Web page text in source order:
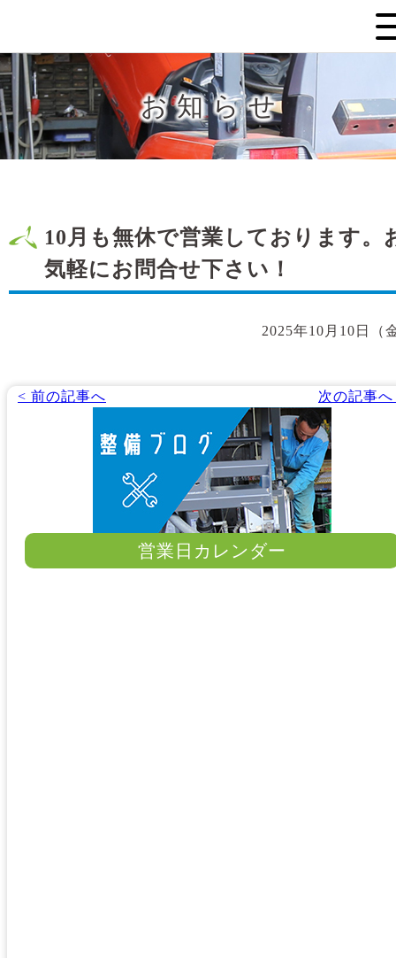
お知らせ
10月も無休で営業しております。
気軽にお問合せ下さい！
2025年10月10日（
< 前の記事へ 次の記事
営業日カレンダー